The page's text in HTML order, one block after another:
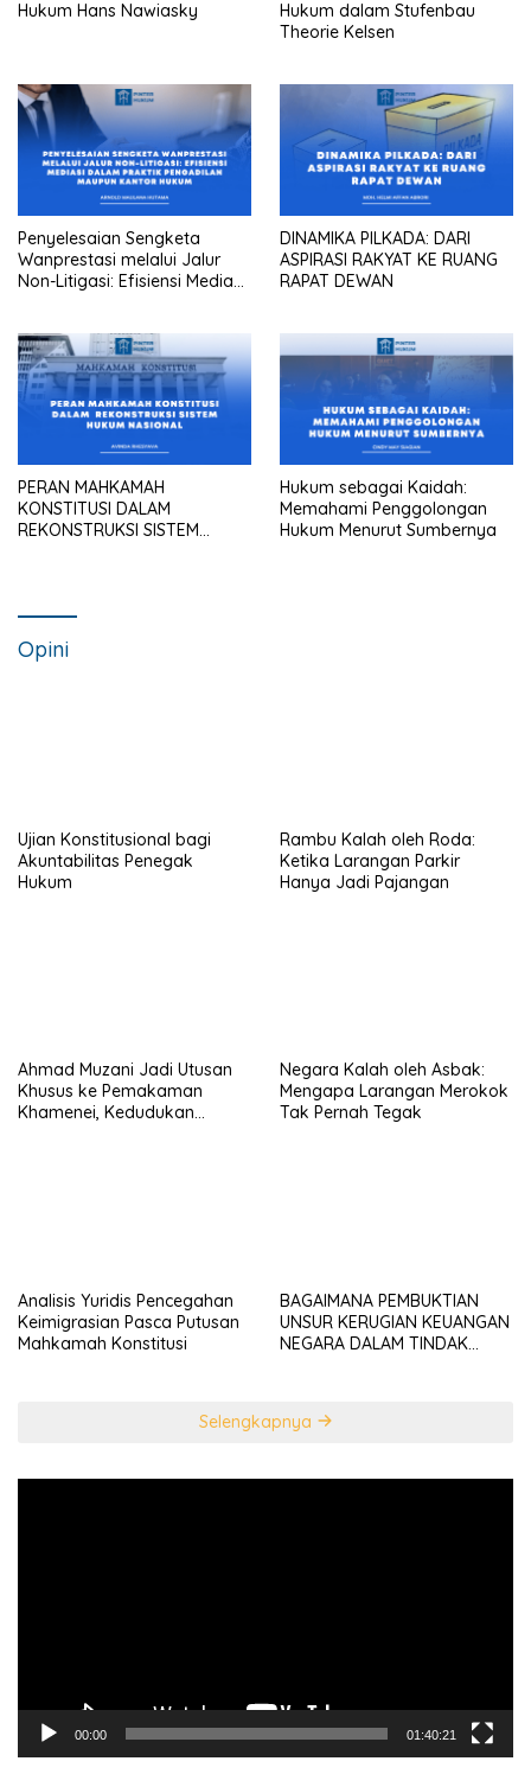
Hukum Hans Nawiasky
Hukum dalam Stufenbau
Theorie Kelsen
Penyelesaian Sengketa
Wanprestasi melalui Jalur
Non-Litigasi: Efisiensi Mediasi
DINAMIKA PILKADA: DARI
ASPIRASI RAKYAT KE RUANG
RAPAT DEWAN
PERAN MAHKAMAH
KONSTITUSI DALAM
REKONSTRUKSI SISTEM
Hukum sebagai Kaidah:
Memahami Penggolongan
Hukum Menurut Sumbernya
Opini
Ujian Konstitusional bagi
Akuntabilitas Penegak
Hukum
Rambu Kalah oleh Roda:
Ketika Larangan Parkir
Hanya Jadi Pajangan
Ahmad Muzani Jadi Utusan
Khusus ke Pemakaman
Khamenei, Kedudukan
Negara Kalah oleh Asbak:
Mengapa Larangan Merokok
Tak Pernah Tegak
Analisis Yuridis Pencegahan
Keimigrasian Pasca Putusan
Mahkamah Konstitusi
BAGAIMANA PEMBUKTIAN
UNSUR KERUGIAN KEUANGAN
NEGARA DALAM TINDAK
Selengkapnya
00:00 01:40:21